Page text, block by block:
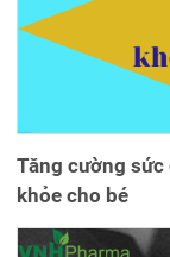
Tăng cường sức
khỏe cho bé